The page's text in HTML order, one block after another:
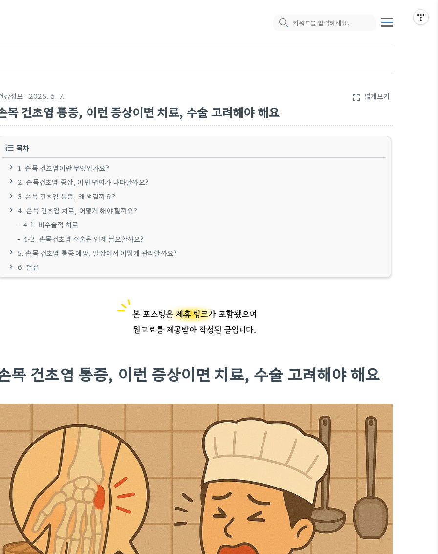
강정보 · 2025. 6. 7. fullscreen 넓게보기
목 건초염 통증, 이런 증상이면 치료, 수술 고려해야 해요
목차
1. 손목 건초염이란 무엇인가요?
2. 손목건초염 증상, 어떤 변화가 나타날까요?
3. 손목 건초염 통증, 왜 생길까요?
4. 손목 건초염 치료, 어떻게 해야 할까요?
4-1. 비수술적 치료
4-2. 손목건초염 수술은 언제 필요할까요?
5. 손목 건초염 통증 예방, 일상에서 어떻게 관리할까요?
6. 결론
목 건초염 통증, 이런 증상이면 치료, 수술 고려해야 해요